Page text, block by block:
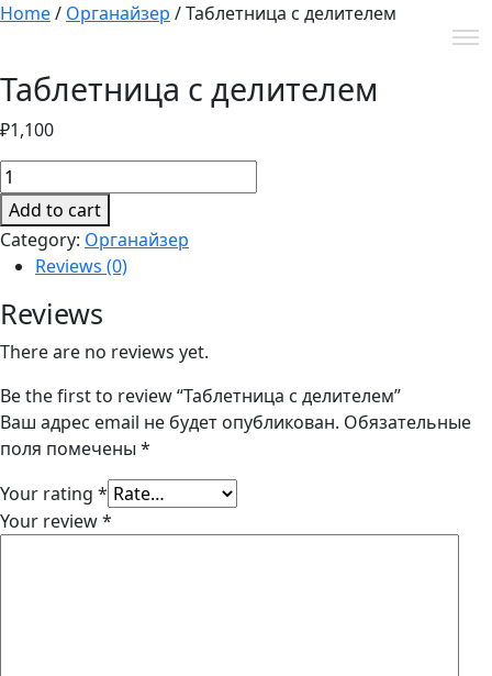
Home/ Органайзер / Таблетница с делителем
Таблетница с делителем
₽1,100
Таблетница
с
делителем
quantity
Add to cart
Category: Органайзер
Reviews (0)
Reviews
There are no reviews yet.
Be the first to review “Таблетница с делителем”
Ваш адрес email не будет опубликован. Обязательные
поля помечены *
Your rating *
Your review*